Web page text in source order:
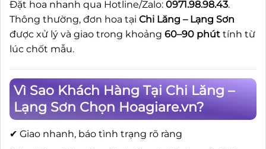
Đặt hoa nhanh qua Hotline/Zalo: 0971.98.98.43.
Thông thường, đơn hoa tại Chi Lăng – Lạng Sơn
được xử lý và giao trong khoảng 60–90 phút tính từ
lúc chốt mẫu.
Vì Sao Khách Hàng Tại Chi Lăng –
Lạng Sơn Chọn Hoagiare.vn?
✔ Giao nhanh, báo tình trạng rõ ràng